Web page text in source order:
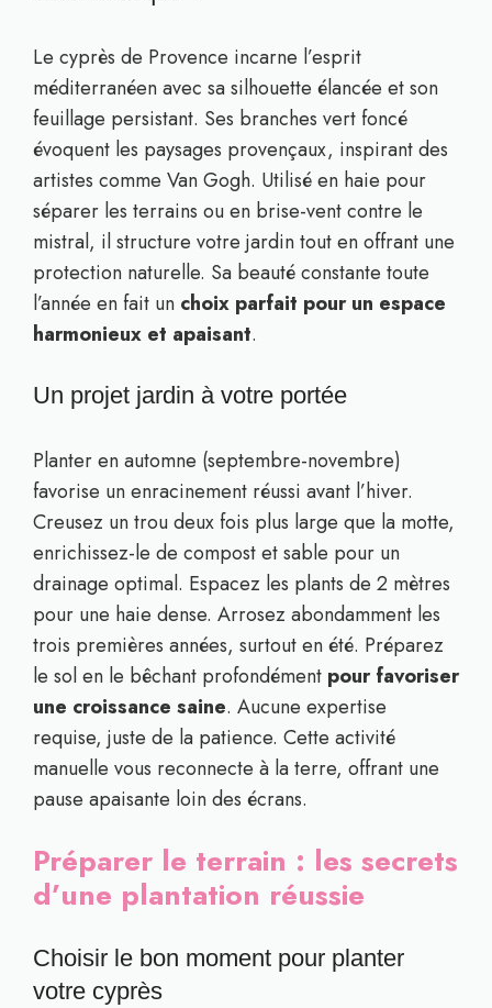
Le cyprès de Provence incarne l’esprit
méditerranéen avec sa silhouette élancée et son
feuillage persistant. Ses branches vert foncé
évoquent les paysages provençaux, inspirant des
artistes comme Van Gogh. Utilisé en haie pour
séparer les terrains ou en brise-vent contre le
mistral, il structure votre jardin tout en offrant une
protection naturelle. Sa beauté constante toute
l’année en fait un choix parfait pour un espace
harmonieux et apaisant.
Un projet jardin à votre portée
Planter en automne (septembre-novembre)
favorise un enracinement réussi avant l’hiver.
Creusez un trou deux fois plus large que la motte,
enrichissez-le de compost et sable pour un
drainage optimal. Espacez les plants de 2 mètres
pour une haie dense. Arrosez abondamment les
trois premières années, surtout en été. Préparez
le sol en le bêchant profondément pour favoriser
une croissance saine. Aucune expertise
requise, juste de la patience. Cette activité
manuelle vous reconnecte à la terre, offrant une
pause apaisante loin des écrans.
Préparer le terrain : les secrets
d’une plantation réussie
Choisir le bon moment pour planter
votre cyprès